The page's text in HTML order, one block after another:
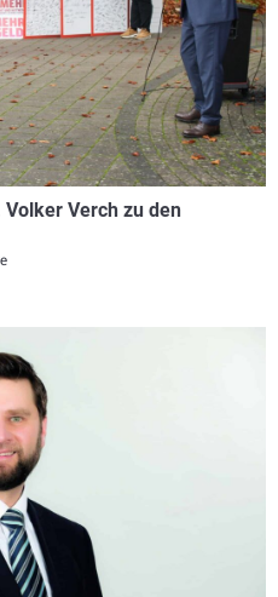
Verch zu den